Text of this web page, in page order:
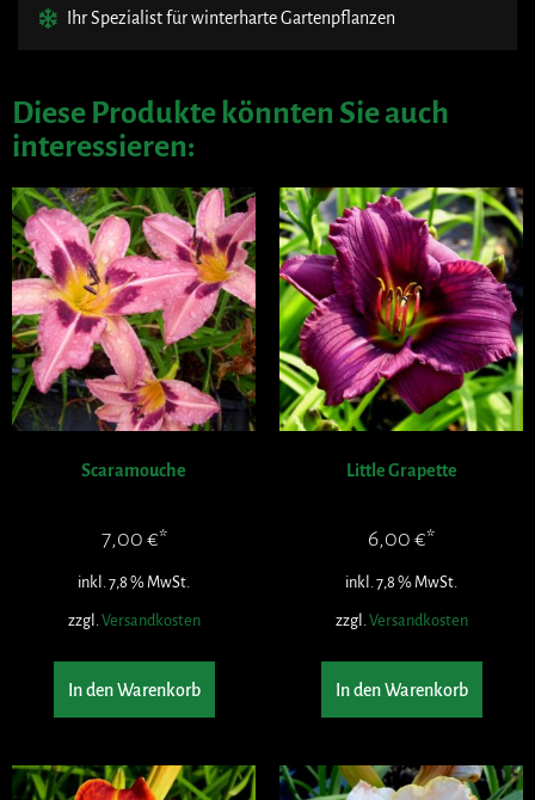
Ihr Spezialist für winterharte Gartenpflanzen
Diese Produkte könnten Sie auch
interessieren:
Scaramouche
7,00 €
inkl. 7,8 % MwSt.
zzgl.Versandkosten
In den Warenkorb
Little Grapette
6,00 €
inkl. 7,8 % MwSt.
zzgl.Versandkosten
In den Warenkorb